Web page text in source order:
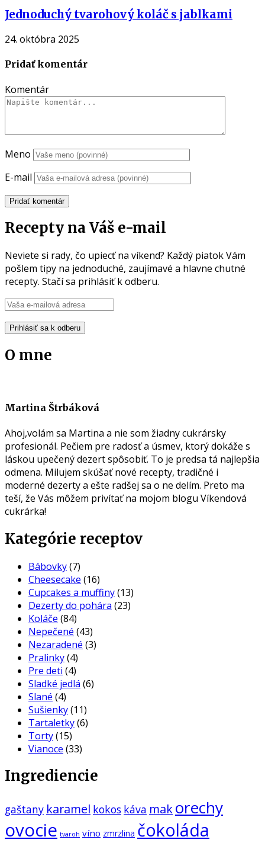
Jednoduchý tvarohový koláč s jablkami
24. októbra 2025
Pridať komentár
Komentár
Meno
E-mail
Recepty na Váš e-mail
Neviete si rady, čo upiecť na víkend? Každý piatok Vám
pošlem tipy na jednoduché, zaujímavé a hlavne chutné
recepty. Stačí sa prihlásiť k odberu.
O mne
Martina Štrbáková
Ahoj,volám sa Martina a nie som žiadny cukrársky
profesionál. Pečiem pre radosť a úsmev, ktorý dokáže s
láskou upečený dezert spôsobiť. To je predsa tá najlepšia
odmena. Milujem skúšať nové recepty, tradičné i
moderné dezerty a ešte radšej sa o ne delím. Preto ma
teší, že Vás môžem privítať na mojom blogu Víkendová
cukrárka!
Kategórie receptov
Bábovky(7)
Cheesecake (16)
Cupcakes a muffiny(13)
Dezerty do pohára (23)
Koláče (84)
Nepečené (43)
Nezaradené (3)
Pralinky(4)
Pre deti (4)
Sladké jedlá (6)
Slané (4)
Sušienky(11)
Tartaletky(6)
Torty(15)
Vianoce (33)
Ingrediencie
gaštany karamel kokos káva makorechy
ovocie tvaroh víno zmrzlina čokoláda